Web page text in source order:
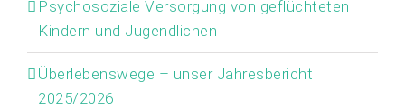
Psychosoziale Versorgung von geflüchteten
Kindern und Jugendlichen
Überlebenswege – unser Jahresbericht
2025/2026